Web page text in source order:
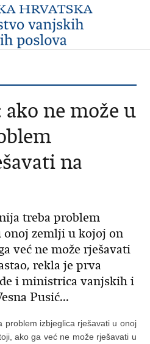
ne može u
na
treba problem
onoj zemlji u kojoj on
već ne može rješavati
rekla je prva
i ministrica vanjskih i
Pusić...
problem izbjeglica rješavati u onoj
ako ga već ne može rješavati u